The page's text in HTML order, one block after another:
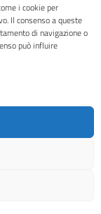
i cookie per
Il consenso a queste
di navigazione o
può influire